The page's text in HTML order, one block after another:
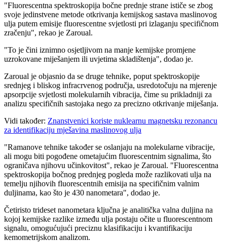
"Fluorescentna spektroskopija bočne prednje strane ističe se zbog
svoje jedinstvene metode otkrivanja kemijskog sastava maslinovog
ulja putem emisije fluorescentne svjetlosti pri izlaganju specifičnom
zračenju", rekao je Zaroual.
"To je čini iznimno osjetljivom na manje kemijske promjene
uzrokovane miješanjem ili uvjetima skladištenja", dodao je.
Zaroual je objasnio da se druge tehnike, poput spektroskopije
srednjeg i bliskog infracrvenog područja, usredotočuju na mjerenje
apsorpcije svjetlosti molekularnih vibracija, čime su prikladniji za
analizu specifičnih sastojaka nego za precizno otkrivanje miješanja.
Vidi također: Znanstvenici koriste nuklearnu magnetsku rezonancu
za identifikaciju mješavina maslinovog ulja
"Ramanove tehnike također se oslanjaju na molekularne vibracije,
ali mogu biti pogođene ometajućim fluorescentnim signalima, što
ograničava njihovu učinkovitost", rekao je Zaroual. "Fluorescentna
spektroskopija bočnog prednjeg pogleda može razlikovati ulja na
temelju njihovih fluorescentnih emisija na specifičnim valnim
duljinama, kao što je 430 nanometara", dodao je.
Četiristo trideset nanometara ključna je analitička valna duljina na
kojoj kemijske razlike između ulja postaju očite u fluorescentnom
signalu, omogućujući preciznu klasifikaciju i kvantifikaciju
kemometrijskom analizom.